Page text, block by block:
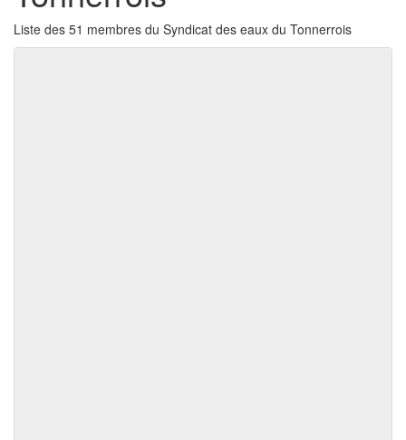
Liste des 51 membres du Syndicat des eaux du Tonnerrois